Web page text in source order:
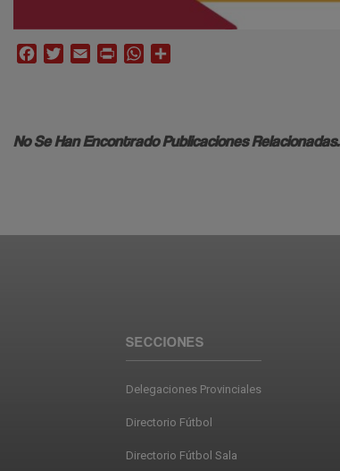
FacebookTwitterEmail Print WhatsApp
No Se Han Encontrado Publicaciones Relacionadas.
SECCIONES
Delegaciones Provinciales
Directorio Fútbol
Directorio Fútbol Sala